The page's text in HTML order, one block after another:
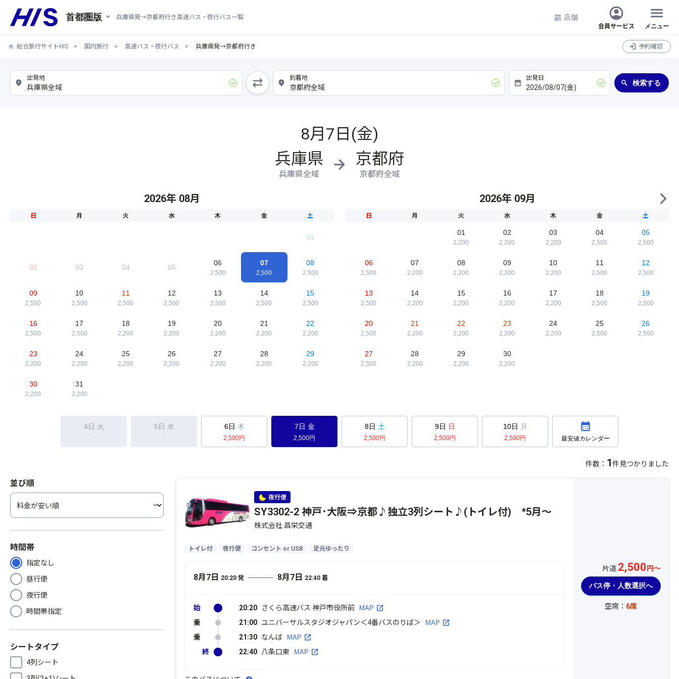
兵庫県発→京都府行き高速バス・夜行バス一覧
首都圏版 店舗
会員サービス メニュー
総合旅行サイトHIS 国内旅行 高速バス・夜行バス 兵庫県発→京都府行き 予約確認
検索する
8月7日(金)
兵庫県
兵庫県全域
京都府
京都府全域
2026年 08月
日 月 火 水 木 金 土
01
02 03 04 05
06
2,500
07
2,500
08
2,500
09
2,500
10
2,500
11
2,500
12
2,500
13
2,500
14
2,500
15
2,500
16
2,500
17
2,500
18
2,200
19
2,200
20
2,200
21
2,200
22
2,200
23
2,200
24
2,200
25
2,200
26
2,200
27
2,200
28
2,200
29
2,200
30
2,200
31
2,200
2026年 09月
日 月 火 水 木 金 土
01
2,200
02
2,200
03
2,200
04
2,500
05
2,500
06
2,500
07
2,200
08
2,200
09
2,200
10
2,200
11
2,500
12
2,500
13
2,500
14
2,200
15
2,200
16
2,200
17
2,200
18
2,500
19
2,500
20
2,500
21
2,200
22
2,200
23
2,200
24
2,200
25
2,500
26
2,500
27
2,500
28
2,200
29
2,200
30
2,200
4日 火
-
5日 水
-
6日 木
2,500円
7日 金
2,500円
8日 土
2,500円
9日 日
2,500円
10日 月
2,500円 最安値カレンダー
件数： 1件見つかりました
並び順
時間帯
指定なし
昼行便
夜行便
時間帯指定
シートタイプ
4列シート
SY3302-2 神戸･大阪⇒京都♪独立3列シート♪(トイレ付) *5月～
株式会社 昌栄交通
トイレ付 夜行便 コンセント or USB 足元ゆったり
8月7日 20:20 発 8月7日 22:40 着
20:20 さくら高速バス 神戸市役所前 MAP
21:00 ユニバーサルスタジオジャパン＜4番バスのりば＞ MAP
21:30 なんば MAP
22:40 八条口東 MAP
片道 2,500 円～
バス停・人数選択へ
空席： 6席